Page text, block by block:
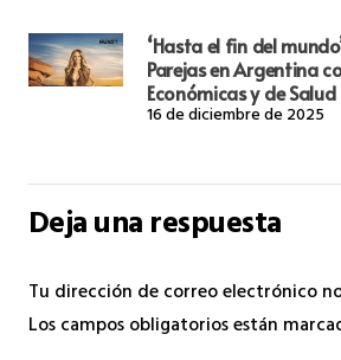
‘Hasta el fin del
Parejas en Argentina
Económicas y de Salud
16 de diciembre de 2025
Deja una respuesta
Tu dirección de correo electrónico
Los campos obligatorios están